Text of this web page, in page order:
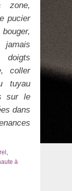
zone,
pucier
doigts
coller
tuyau
sur le
dans
,
à